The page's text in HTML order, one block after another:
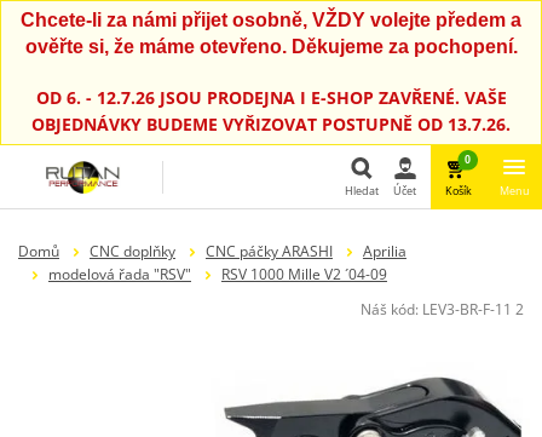
Chcete-li za námi přijet osobně, VŽDY volejte předem a
ověřte si, že máme otevřeno. Děkujeme za pochopení.
OD 6. - 12.7.26 JSOU PRODEJNA I E-SHOP ZAVŘENÉ. VAŠE
OBJEDNÁVKY BUDEME VYŘIZOVAT POSTUPNĚ OD 13.7.26.
Hledat Účet
0
Košík Menu
Domů CNC doplňky CNC páčky ARASHI
Aprilia
modelová řada "RSV"
RSV 1000 Mille V2 ´04-09
Náš kód: LEV3-BR-F-11 2